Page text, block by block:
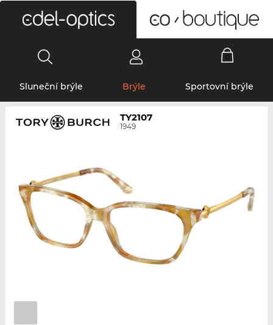
Sluneční brýle Brýle Sportovní brýle
TY2107
1949